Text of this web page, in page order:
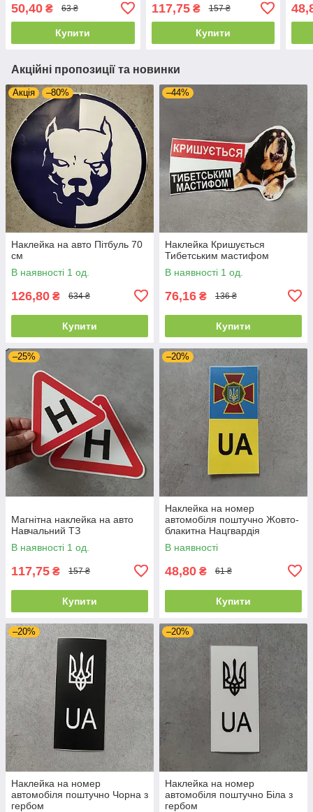
50,40 ₴ 63 ₴
Купити
117,75₴ 157 ₴
Купити
Акційні пропозиції та новинки
Акція –80%
Наклейка на авто Пітбуль 70
см
В наявності 1 од.
126,80 ₴ 634 ₴
Купити
–44%
Наклейка Кришується
Тибетським мастифом
В наявності 1 од.
76,16 ₴ 136 ₴
Купити
–25%
Магнітна наклейка на авто
Навчальний ТЗ
В наявності 1 од.
117,75 ₴ 157 ₴
Купити
–20%
Наклейка на номер
автомобіля поштучно Жовто-
блакитна Нацгвардія
В наявності
48,80 ₴ 61 ₴
Купити
–20%
Наклейка на номер
автомобіля поштучно Чорна з
гербом
–20%
Наклейка на номер
автомобіля поштучно Біла з
гербом